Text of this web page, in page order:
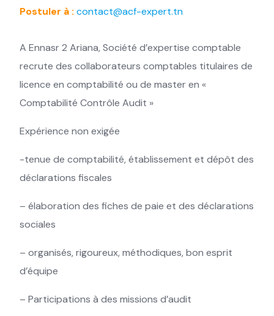
Postuler à : contact@acf-expert.tn
A Ennasr 2 Ariana, Société d’expertise comptable
recrute des collaborateurs comptables titulaires de
licence en comptabilité ou de master en «
Comptabilité Contrôle Audit »
Expérience non exigée
-tenue de comptabilité, établissement et dépôt des
déclarations fiscales
– élaboration des fiches de paie et des déclarations
sociales
– organisés, rigoureux, méthodiques, bon esprit
d’équipe
– Participations à des missions d’audit